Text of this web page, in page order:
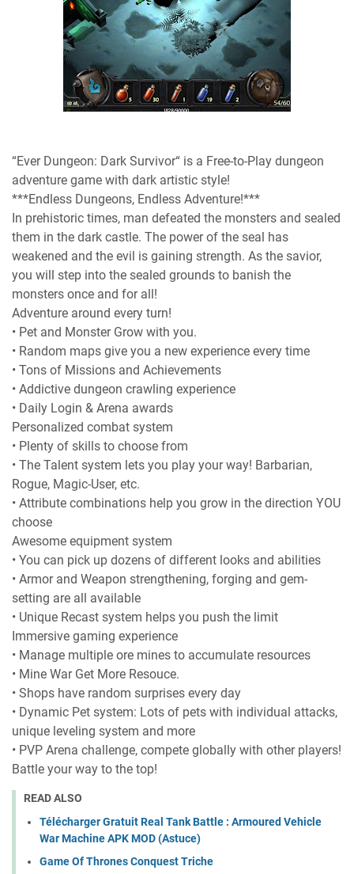
“Ever Dungeon: Dark Survivor“ is a Free-to-Play dungeon
adventure game with dark artistic style!
***Endless Dungeons, Endless Adventure!***
In prehistoric times, man defeated the monsters and sealed
them in the dark castle. The power of the seal has
weakened and the evil is gaining strength. As the savior,
you will step into the sealed grounds to banish the
monsters once and for all!
Adventure around every turn!
• Pet and Monster Grow with you.
• Random maps give you a new experience every time
• Tons of Missions and Achievements
• Addictive dungeon crawling experience
• Daily Login & Arena awards
Personalized combat system
• Plenty of skills to choose from
• The Talent system lets you play your way! Barbarian,
Rogue, Magic-User, etc.
• Attribute combinations help you grow in the direction YOU
choose
Awesome equipment system
• You can pick up dozens of different looks and abilities
• Armor and Weapon strengthening, forging and gem-
setting are all available
• Unique Recast system helps you push the limit
Immersive gaming experience
• Manage multiple ore mines to accumulate resources
• Mine War Get More Resouce.
• Shops have random surprises every day
• Dynamic Pet system: Lots of pets with individual attacks,
unique leveling system and more
• PVP Arena challenge, compete globally with other players!
Battle your way to the top!
READ ALSO
Télécharger Gratuit Real Tank Battle : Armoured Vehicle
War Machine APK MOD (Astuce)
Game Of Thrones Conquest Triche